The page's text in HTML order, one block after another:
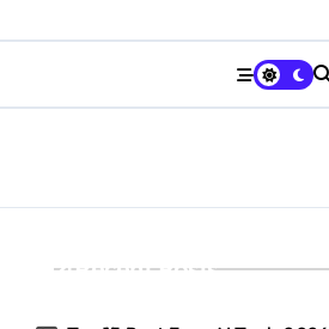
Recent Posts